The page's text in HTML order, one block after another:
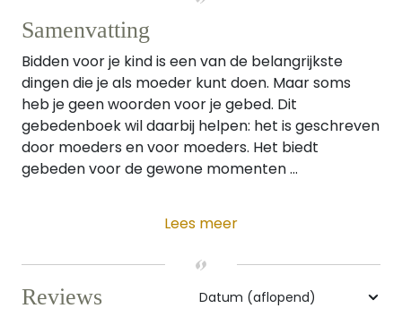
Samenvatting
Bidden voor je kind is een van de belangrijkste
dingen die je als moeder kunt doen. Maar soms
heb je geen woorden voor je gebed. Dit
gebedenboek wil daarbij helpen: het is geschreven
door moeders en voor moeders. Het biedt
gebeden voor de gewone momenten ...
Lees meer
Reviews